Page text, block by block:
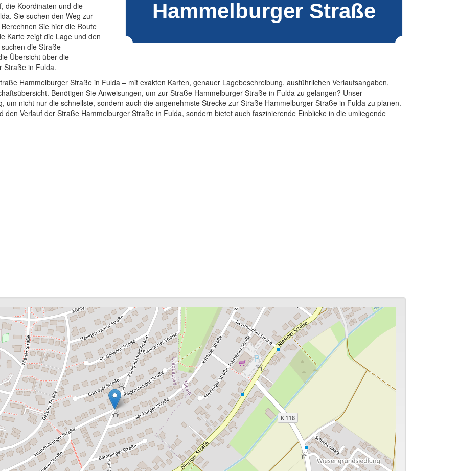
die Koordinaten und die
Sie suchen den Weg zur
Sie hier die Route
Karte zeigt die Lage und den
die Straße
Übersicht über die
Straße in Fulda.
Hammelburger Straße in Fulda – mit exakten Karten, genauer Lagebeschreibung, ausführlichen Verlaufsangaben,
Benötigen Sie Anweisungen, um zur Straße Hammelburger Straße in Fulda zu gelangen? Unser
um nicht nur die schnellste, sondern auch die angenehmste Strecke zur Straße Hammelburger Straße in Fulda zu planen.
Verlauf der Straße Hammelburger Straße in Fulda, sondern bietet auch faszinierende Einblicke in die umliegende